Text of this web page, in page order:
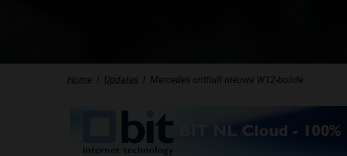
Home Updates Mercedes onthult nieuwe W12-bolide